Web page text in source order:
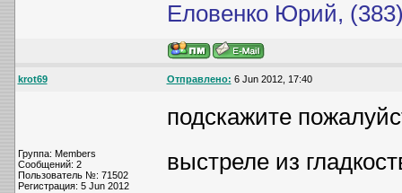
Еловенко Юрий,
krot69 Отправлено: 6 Jun 2012, 17:40
Группа: Members
Сообщений: 2
Пользователь №: 71502
Регистрация: 5 Jun 2012
подскажите
выстреле из